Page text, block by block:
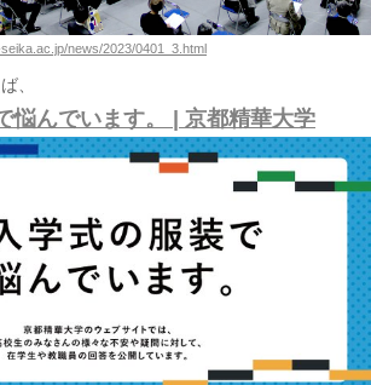
news/2023/0401_3.html
、
悩んでいます。 | 京都精華大学